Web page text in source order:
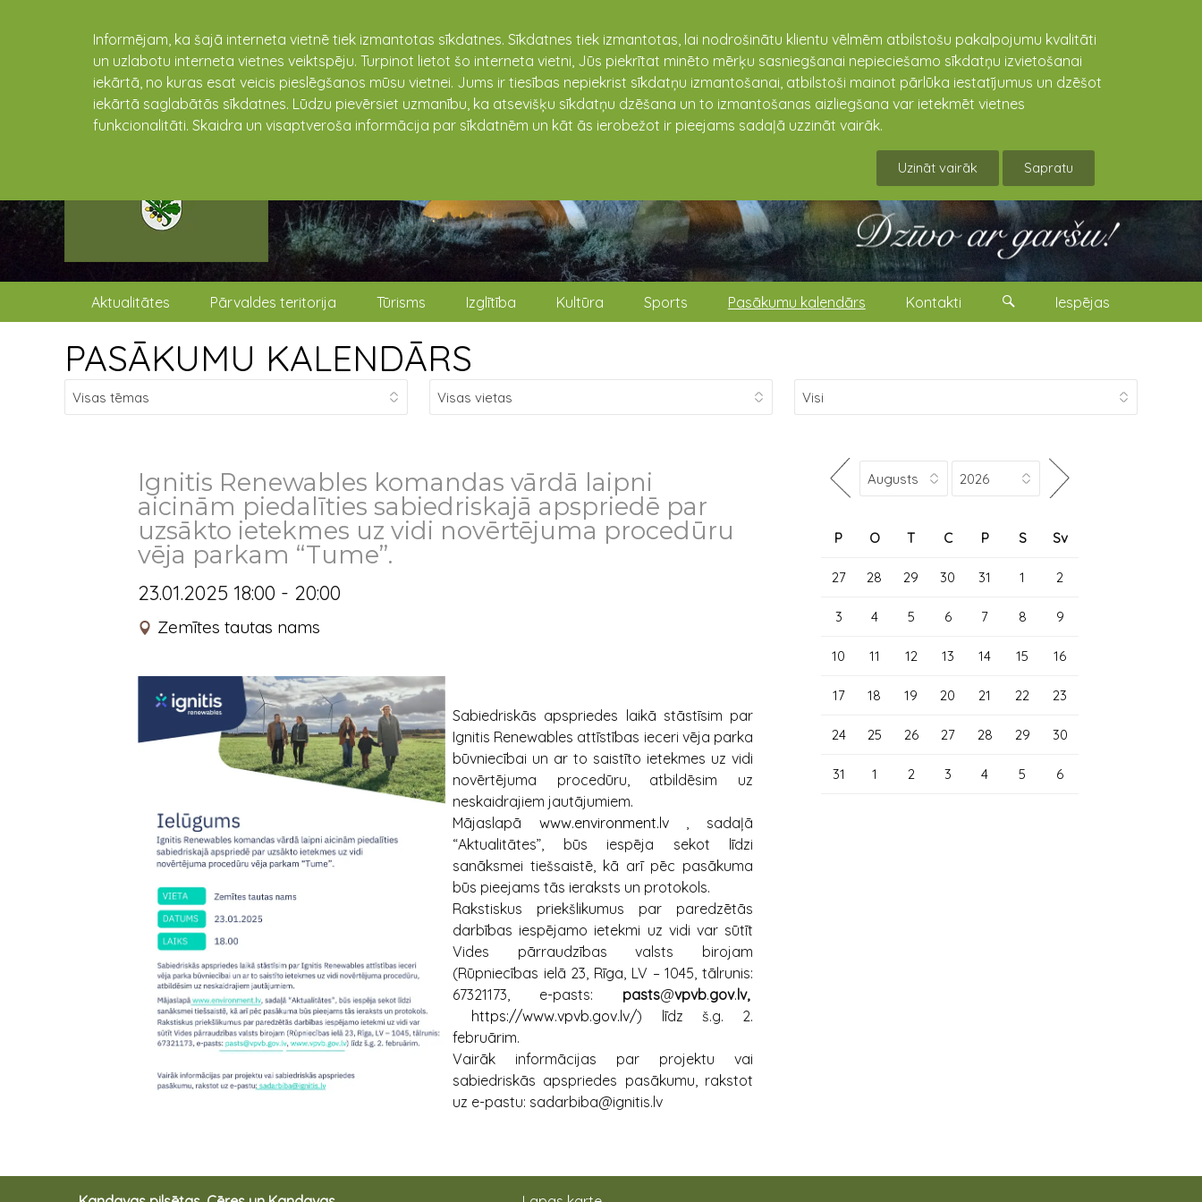
Informējam, ka šajā interneta vietnē tiek izmantotas sīkdatnes. Sīkdatnes tiek izmantotas, lai nodrošinātu klientu vēlmēm atbilstošu pakalpojumu kvalitāti
un uzlabotu interneta vietnes veiktspēju. Turpinot lietot šo interneta vietni, Jūs piekrītat minēto mērķu sasniegšanai nepieciešamo sīkdatņu izvietošanai
iekārtā, no kuras esat veicis pieslēgšanos mūsu vietnei. Jums ir tiesības nepiekrist sīkdatņu izmantošanai, atbilstoši mainot pārlūka iestatījumus un dzēšot
iekārtā saglabātās sīkdatnes. Lūdzu pievērsiet uzmanību, ka atsevišķu sīkdatņu dzēšana un to izmantošanas aizliegšana var ietekmēt vietnes
funkcionalitāti. Skaidra un visaptveroša informācija par sīkdatnēm un kāt ās ierobežot ir pieejams sadaļā uzzināt vairāk.
Uzināt vairāk Sapratu
Aktualitātes Pārvaldes teritorija Tūrisms Izglītība Kultūra Sports Pasākumu kalendārs Kontakti Iespējas
PASĀKUMU KALENDĀRS
Ignitis Renewables komandas vārdā laipni
aicinām piedalīties sabiedriskajā apspriedē par
uzsākto ietekmes uz vidi novērtējuma procedūru
vēja parkam “Tume”.
23.01.2025 18:00 - 20:00
Zemītes tautas nams
Sabiedriskās apspriedes laikā stāstīsim par
Ignitis Renewables attīstības ieceri vēja parka
būvniecībai un ar to saistīto ietekmes uz vidi
novērtējuma procedūru, atbildēsim uz
neskaidrajiem jautājumiem.
Mājaslapā www.environment.lv, sadaļā
“Aktualitātes”, būs iespēja sekot līdzi
sanāksmei tiešsaistē, kā arī pēc pasākuma
būs pieejams tās ieraksts un protokols.
Rakstiskus priekšlikumus par paredzētās
darbības iespējamo ietekmi uz vidi var sūtīt
Vides pārraudzības valsts birojam
(Rūpniecības ielā 23, Rīga, LV – 1045, tālrunis:
67321173, e-pasts: pasts@vpvb.gov.lv,
https://www.vpvb.gov.lv/) līdz š.g. 2.
februārim.
Vairāk informācijas par projektu vai
sabiedriskās apspriedes pasākumu, rakstot
uz e-pastu: sadarbiba@ignitis.lv
P O T C P S Sv
27 28 29 30 31 1 2
3 4 5 6 7 8 9
10 11 12 13 14 15 16
17 18 19 20 21 22 23
24 25 26 27 28 29 30
31 1 2 3 4 5 6